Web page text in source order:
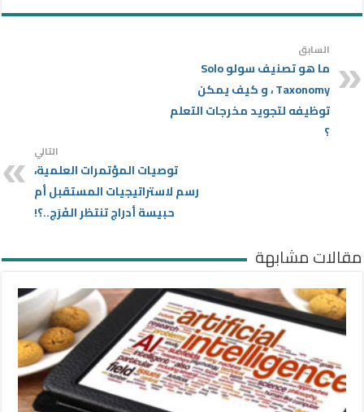
السابق
ما هو تصنيف سولو Solo
Taxonomy ، و كيف يمكن
توظيفه لتجويد مخرجات التعلم
؟
التالي
توصيات المؤتمرات العلمية،
رسم لاستراتيجيات المستقبل أم
حبيسة أدراج تنتظر الفَرَج..؟!
مقالات مشابهة